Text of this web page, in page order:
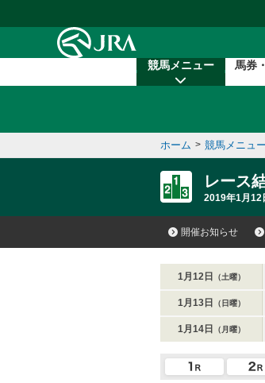
競馬メニュー 馬券
ホーム > 競馬メニュー
レース
2019年1月12
開催お知らせ
1月12日 （土曜）
1月13日 （日曜）
1月14日 （月曜）